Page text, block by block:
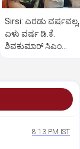
Sirsi: ಎರಡು ವರ್ಷವಲ್ಲ,
ಏಳು ವರ್ಷ ಡಿ.ಕೆ.
ಶಿವಕುಮಾರ್ ಸಿಎಂ
8:13 PM IST